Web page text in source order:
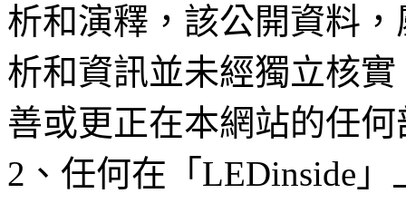
析和演釋，該公開資料
析和資訊並未經獨立核
善或更正在本網站的任
2、任何在「LEDinside